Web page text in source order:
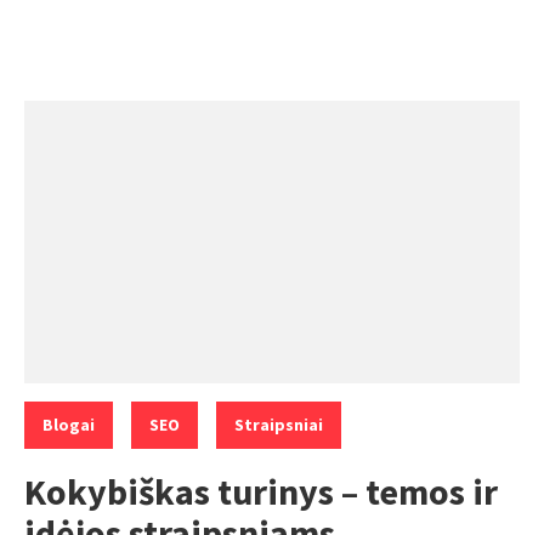
Categories:
Blogai SEO Straipsniai
Kokybiškas turinys – temos ir